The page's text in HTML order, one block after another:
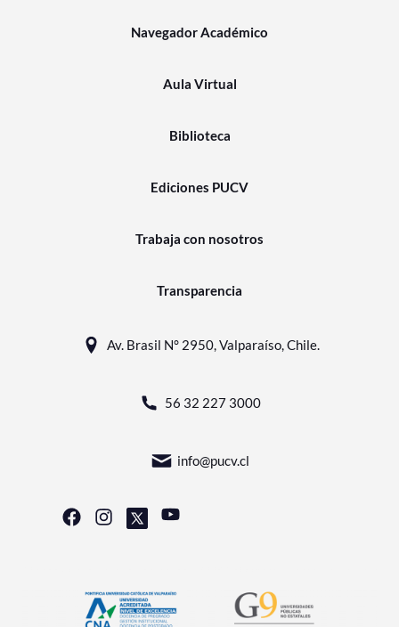
Navegador Académico
Aula Virtual
Biblioteca
Ediciones PUCV
Trabaja con nosotros
Transparencia
Av. Brasil N° 2950, Valparaíso, Chile.
56 32 227 3000
info@pucv.cl